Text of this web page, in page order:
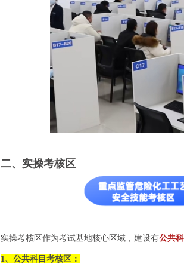
二、实操考核区
实操考核区作为考试基地核心区域，建设有公共
1、公共科目考核区：